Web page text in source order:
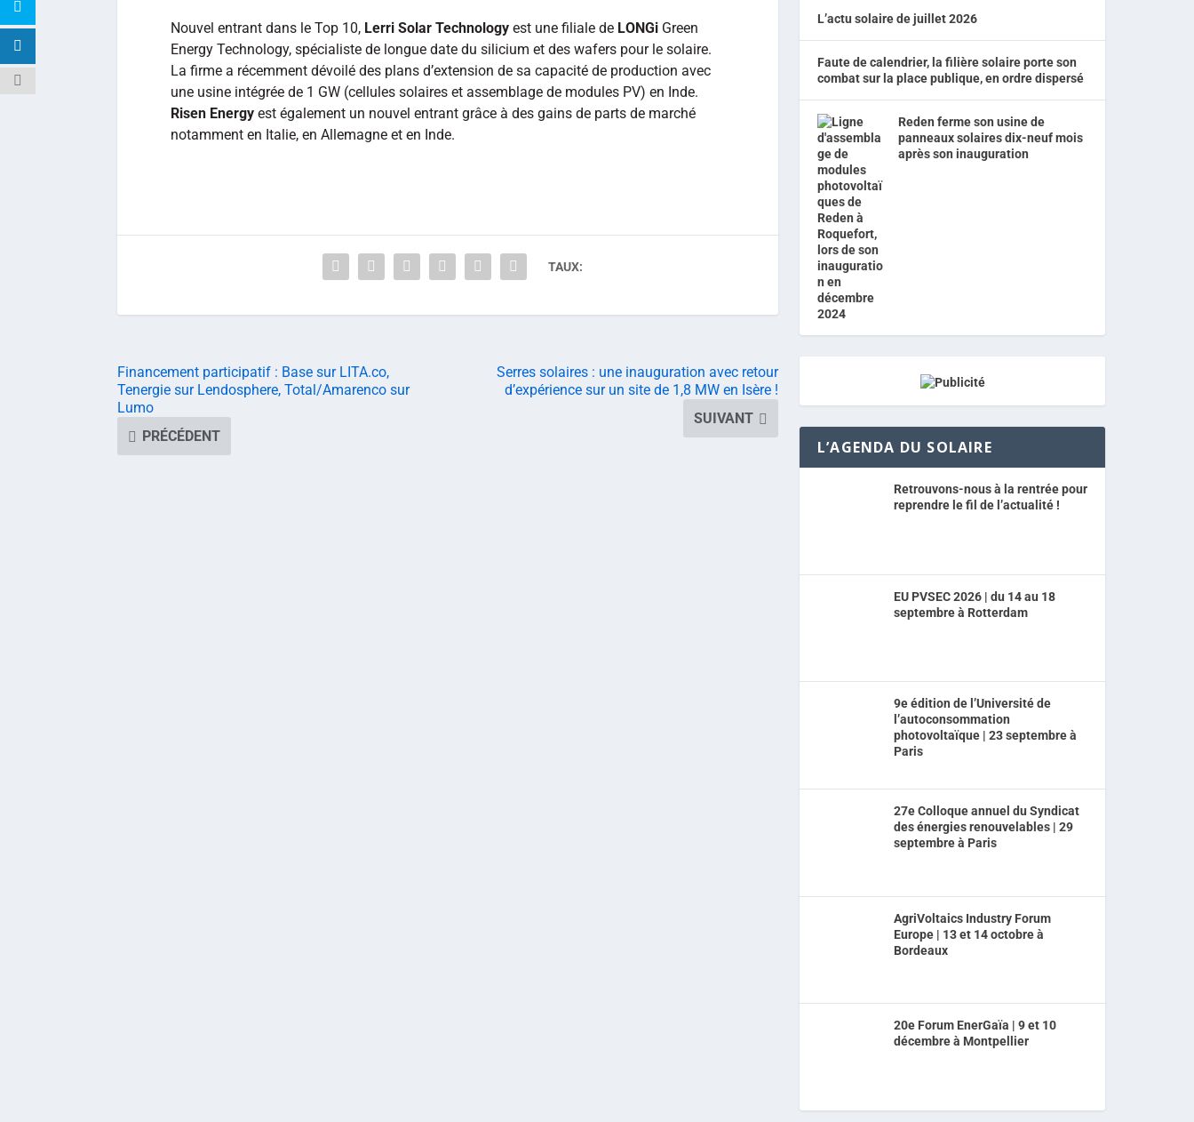
Nouvel entrant dans le Top 10, Lerri Solar Technology est une filiale de LONGi Green
Energy Technology, spécialiste de longue date du silicium et des wafers pour le solaire.
La firme a récemment dévoilé des plans d’extension de sa capacité de production avec
une usine intégrée de 1 GW (cellules solaires et assemblage de modules PV) en Inde.
Risen Energy est également un nouvel entrant grâce à des gains de parts de marché
notamment en Italie, en Allemagne et en Inde.
TAUX:
Financement participatif : Base sur LITA.co,
Tenergie sur Lendosphere, Total/Amarenco sur
Lumo
PRÉCÉDENT
Serres solaires : une inauguration avec retour
d’expérience sur un site de 1,8 MW en Isère !
SUIVANT
L’actu solaire de juillet 2026
Faute de calendrier, la filière solaire porte son
combat sur la place publique, en ordre dispersé
Reden ferme son usine de
panneaux solaires dix-neuf mois
après son inauguration
L’AGENDA DU SOLAIRE
Retrouvons-nous à la rentrée pour
reprendre le fil de l’actualité !
EU PVSEC 2026 | du 14 au 18
septembre à Rotterdam
9e édition de l’Université de
l’autoconsommation
photovoltaïque | 23 septembre à
Paris
27e Colloque annuel du Syndicat
des énergies renouvelables | 29
septembre à Paris
AgriVoltaics Industry Forum
Europe | 13 et 14 octobre à
Bordeaux
20e Forum EnerGaïa | 9 et 10
décembre à Montpellier